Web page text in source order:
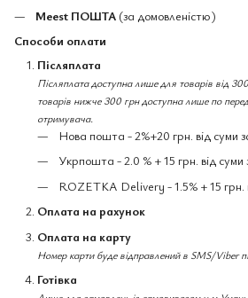
Meest ПОШТА (за домовленістю)
Способи оплати
Післяплата
Післяплата доступна лише для товарів від
товарів нижче 300 грн доступна лише по
отримувача.
Нова пошта - 2%+20 грн. від суми
Укрпошта - 2.0 % + 15 грн. від суми
ROZETKA Delivery - 1.5% + 15 грн.
Оплата на рахунок
Оплата на карту
Номер карти буде відправлений в SMS/Viber
Готівка